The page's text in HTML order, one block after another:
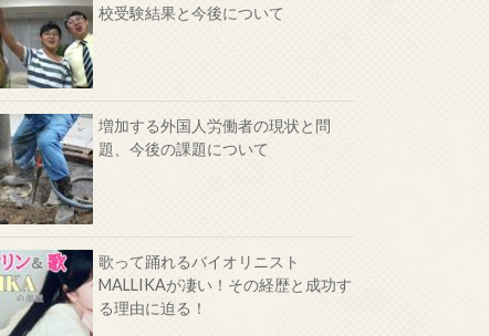
校受験結果と今後について
増加する外国人労働者の現状と問
題、今後の課題について
歌って踊れるバイオリニスト
MALLIKAが凄い！その経歴と成功す
る理由に迫る！